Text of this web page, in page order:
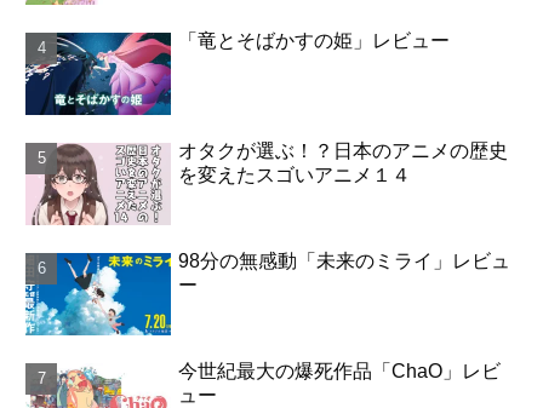
「竜とそばかすの姫」レビュー
オタクが選ぶ！？日本のアニメの歴史
を変えたスゴいアニメ１４
98分の無感動「未来のミライ」レビュ
ー
今世紀最大の爆死作品「ChaO」レビ
ュー